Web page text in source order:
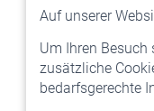
Auf unserer
Um Ihren
zusätzliche
bedarfsgerechte